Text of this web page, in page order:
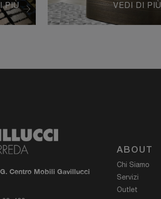
PIÙ VEDI DI PIÙ
Centro Mobili Gavillucci
ABOUT
Chi Siamo
Servizi
Outlet